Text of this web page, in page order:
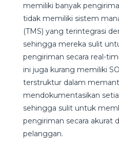
memiliki banyak
tidak memiliki sistem
(TMS) yang terintegrasi
sehingga mereka sulit
pengiriman secara real-
ini juga kurang memiliki
terstruktur dalam
mendokumentasikan
sehingga sulit untuk
pengiriman secara akurat
pelanggan.